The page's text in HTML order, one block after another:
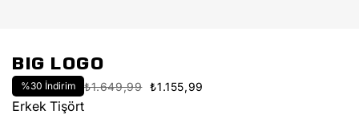
BIG LOGO
%30 İndirim ₺1.649,99 ₺1.155,99
Erkek Tişört